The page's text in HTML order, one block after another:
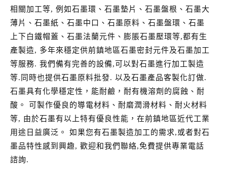
相關加工等, 例如石墨環、石墨墊片、石墨盤根、石墨大
薄片、石墨紙、石墨中口、石墨原料、石墨盤環、石墨
上下白鐵帽蓋、石墨法蘭元件、膨脹石墨壓環等,都有生
產製造, 多年來穩定供前鎮地區石墨密封元件及石墨加工
等服務. 我們備有完善的設備,可以對石墨進行加工製造
等.同時也提供石墨原料批發. 以及石墨產品客製化訂做.
石墨具有化學穩定性，能耐鹼，耐有機溶劑的腐蝕、耐
酸。 可製作優良的導電材料、耐磨潤滑材料、耐火材料
等, 由於石墨有以上特有優良性能，在前鎮地區近代工業
用途日益廣泛。 如果您有石墨製造加工的需求,或者對石
墨品特性感到興趣, 歡迎和我們聯絡,免費提供專業電話
諮詢.